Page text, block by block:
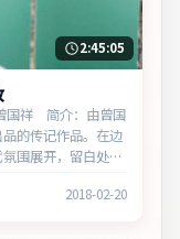
2:45:05
国祥 简介：由曾国
的传记作品。在边
围展开，留白处余
2018-02-20